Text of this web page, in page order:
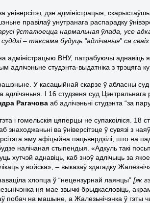
універсітэт, дзе адміністрацыя,
правілаў унутранага распарадку
ўсталюецца нармальная ўлада, усе
– таксама будуць “адлічаныя” са
адміністрацыю ВНУ, патрабуючы
адлічэньне студэнта-выдатніка з трэцяга
рашэньне. У касацыйнай скарзе ў абласны
адлічэньня. І 16 студзеня суд
Рагачова аб адлічэньні студэнта “за
і гомельскія цяперцы не супакоіліся.
знаходжаньні ва ўніверсітэце ў сувязі з
яму афіцыйна пацьвердзілі, што на
налічаная стыпендыя.«Адкуль такі пось
хутчэй аднавіць, каб зноў адлічыць за
у войска», – выказаў здагадку
хлопца ў “нецензурнай лаянцы”[як
ня мае звычкі брыдкасловіць,
побач на машыне, а Жалезьнічэнка ў